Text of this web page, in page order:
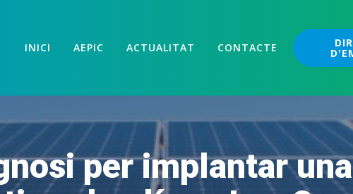
INICI AEPIC ACTUALITAT CONTACTE
per implantar